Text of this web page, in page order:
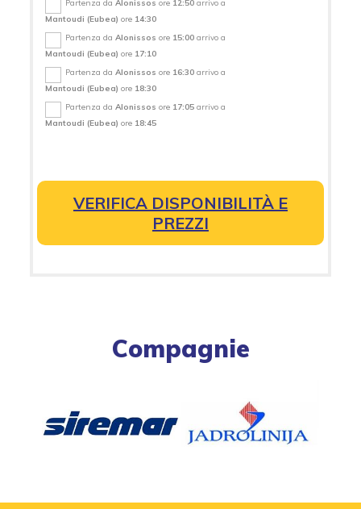
Partenza daAlonissos ore 12:50 arrivo a
Mantoudi (Eubea) ore 14:30
Partenza daAlonissos ore 15:00 arrivo a
Mantoudi (Eubea) ore 17:10
Partenza daAlonissos ore 16:30 arrivo a
Mantoudi (Eubea) ore 18:30
Partenza daAlonissos ore 17:05 arrivo a
Mantoudi (Eubea) ore 18:45
VERIFICA DISPONIBILITÀ E
PREZZI
Compagnie